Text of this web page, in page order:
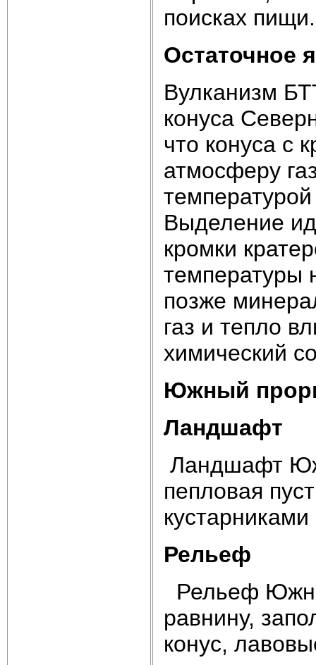
поисках пищи.
Остаточное
Вулканизм
конуса
что конуса с
атмосферу
Выделение
кромки
температуры
позже
газ и тепло
химический
Южный
Ландшафт
Ландшафт
пепловая
Рельеф
Рельеф
равнину,
конус,